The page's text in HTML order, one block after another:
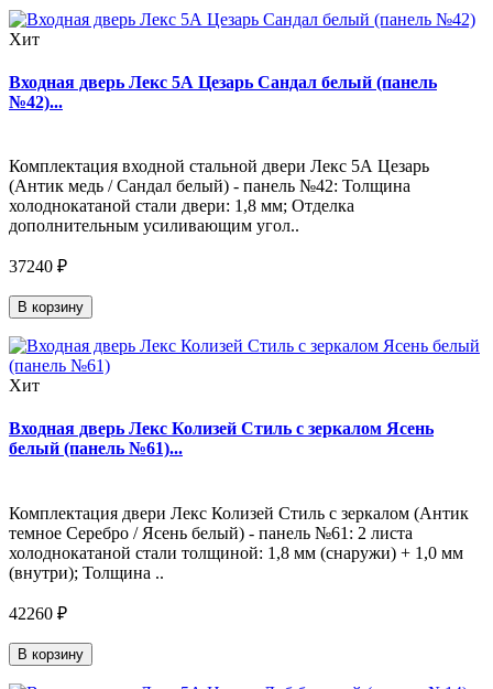
Хит
Входная дверь Лекс 5А Цезарь Сандал белый (панель
№42)...
Комплектация входной стальной двери Лекс 5А Цезарь
(Антик медь / Сандал белый) - панель №42: Толщина
холоднокатаной стали двери: 1,8 мм; Отделка
дополнительным усиливающим угол..
37240 ₽
В корзину
Хит
Входная дверь Лекс Колизей Стиль с зеркалом Ясень
белый (панель №61)...
Комплектация двери Лекс Колизей Стиль с зеркалом (Антик
темное Серебро / Ясень белый) - панель №61: 2 листа
холоднокатаной стали толщиной: 1,8 мм (снаружи) + 1,0 мм
(внутри); Толщина ..
42260 ₽
В корзину